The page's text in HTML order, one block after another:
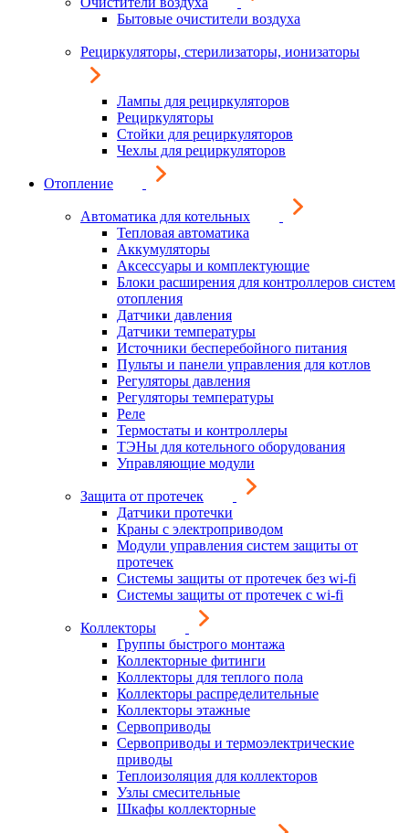
Бытовые очистители воздуха
Рециркуляторы, стерилизаторы, ионизаторы
Лампы для рециркуляторов
Рециркуляторы
Стойки для рециркуляторов
Чехлы для рециркуляторов
Отопление
Автоматика для котельных
Тепловая автоматика
Аккумуляторы
Аксессуары и комплектующие
Блоки расширения для контроллеров систем
отопления
Датчики давления
Датчики температуры
Источники бесперебойного питания
Пульты и панели управления для котлов
Регуляторы давления
Регуляторы температуры
Реле
Термостаты и контроллеры
ТЭНы для котельного оборудования
Управляющие модули
Защита от протечек
Датчики протечки
Краны с электроприводом
Модули управления систем защиты от
протечек
Системы защиты от протечек без wi-fi
Системы защиты от протечек с wi-fi
Коллекторы
Группы быстрого монтажа
Коллекторные фитинги
Коллекторы для теплого пола
Коллекторы распределительные
Коллекторы этажные
Сервоприводы
Сервоприводы и термоэлектрические
приводы
Теплоизоляция для коллекторов
Узлы смесительные
Шкафы коллекторные